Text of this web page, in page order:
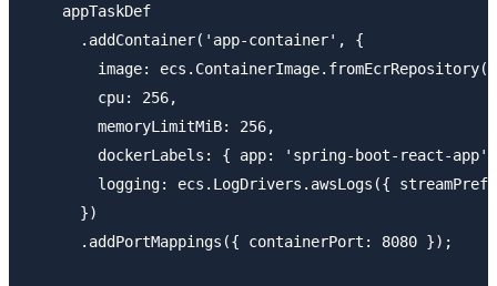
    appTaskDef
      .addContainer('app-container', {
image:
        cpu: 256,
        memoryLimitMiB: 256,
dockerLabels: { app: 'spring-boot-react-app'
logging: ecs.LogDrivers.awsLogs({
      })
      .addPortMappings({ containerPort: 8080 });